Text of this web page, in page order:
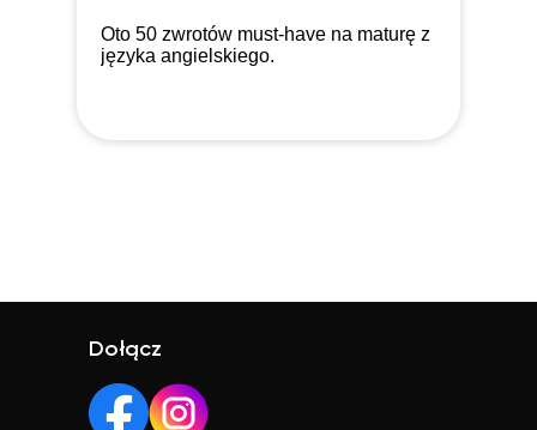
Oto 50 zwrotów must-have na maturę z
języka angielskiego.
Dołącz